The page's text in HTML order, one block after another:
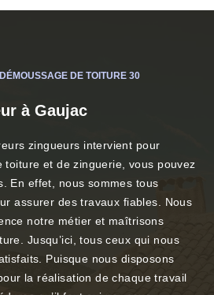
DE TOITURE 30
à Gaujac
zingueurs intervient pour
toiture et de zinguerie, vous pouvez
En effet, nous sommes tous
assurer des travaux fiables. Nous
notre métier et maîtrisons
Jusqu’ici, tous ceux qui nous
Puisque nous disposons
la réalisation de chaque travail